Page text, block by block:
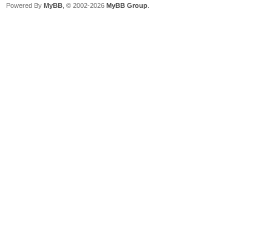
Powered By MyBB , © 2002-2026 MyBB Group